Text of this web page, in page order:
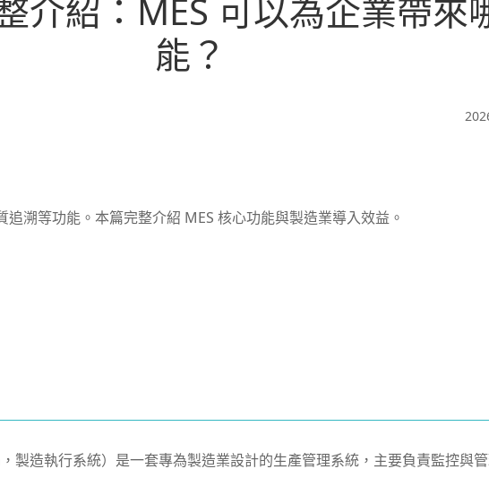
介紹：MES 可以為企業帶來
能？
溯等功能。本篇完整介紹 MES 核心功能與製造業導入效益。
造執行系統）是一套專為製造業設計的生產管理系統，主要負責監控與